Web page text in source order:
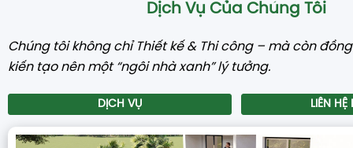
Dịch Vụ Của Chúng Tôi
Chúng tôi không chỉ Thiết kế & Thi công – mà còn
kiến tạo nên một “ngôi nhà xanh” lý tưởng.
DỊCH VỤ LIÊN